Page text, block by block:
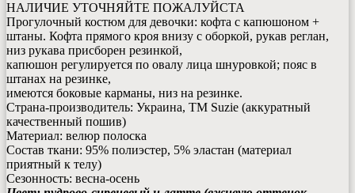
НАЛИЧИЕ УТОЧНЯЙТЕ ПОЖАЛУЙСТА
Прогулочный костюм для девочки: кофта с капюшоном +
штаны. Кофта прямого кроя внизу с оборкой, рукав реглан,
низ рукава присборен резинкой,
капюшон регулируется по овалу лица шнуровкой; пояс в
штанах на резинке,
имеются боковые карманы, низ на резинке.
Страна-производитель: Украина, ТМ Suzie (аккуратный
качественный пошив)
Материал: велюр полоска
Состав ткани: 95% полиэстер, 5% эластан (материал
приятный к телу)
Сезонность: весна-осень